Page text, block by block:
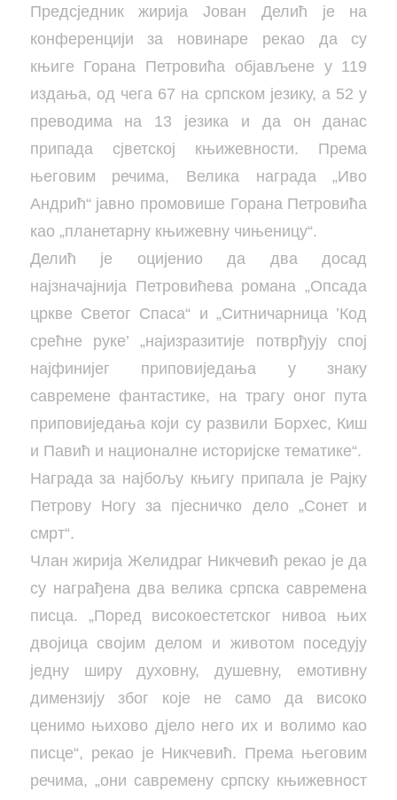
Предсједник жирија Јован Делић је на
конференцији за новинаре рекао да су
књиге Горана Петровића објављене у 119
издања, од чега 67 на српском језику, а 52 у
преводима на 13 језика и да он данас
припада сјветској књижевности. Према
његовим речима, Велика награда „Иво
Андрић“ јавно промовише Горана Петровића
као „планетарну књижевну чињеницу“.
Делић је оцијенио да два досад
најзначајнија Петровићева романа „Опсада
цркве Светог Спаса“ и „Ситничарница ’Код
срећне руке’ „најизразитије потврђују спој
најфинијег приповиједања у знаку
савремене фантастике, на трагу оног пута
приповиједања који су развили Борхес, Киш
и Павић и националне историјске тематике“.
Награда за најбољу књигу припала је Рајку
Петрову Ногу за пјесничко дело „Сонет и
смрт“.
Члан жирија Желидраг Никчевић рекао је да
су награђена два велика српска савремена
писца. „Поред високоестетског нивоа њих
двојица својим делом и животом поседују
једну ширу духовну, душевну, емотивну
димензију због које не само да високо
ценимо њихово дјело него их и волимо као
писце“, рекао је Никчевић. Према његовим
речима, „они савремену српску књижевност